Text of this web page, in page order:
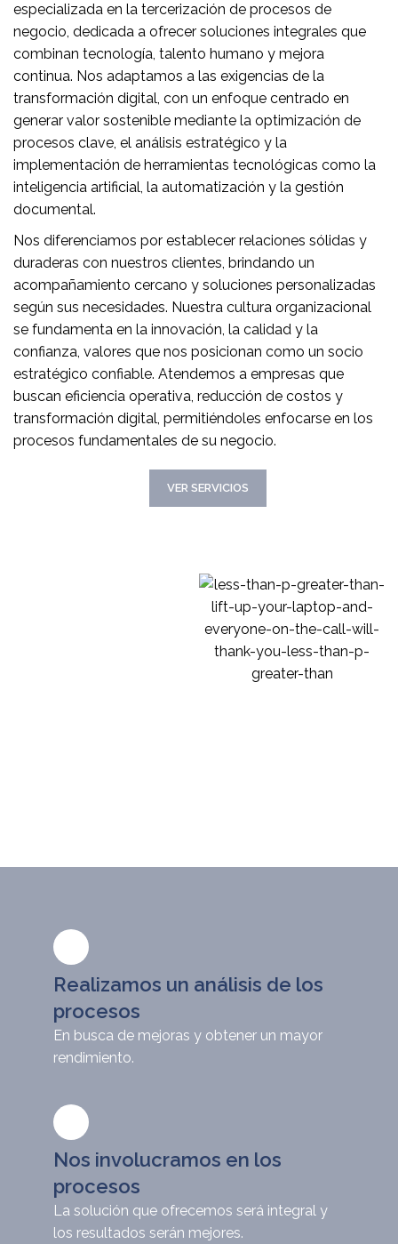
especializada en la tercerización de procesos de
negocio, dedicada a ofrecer soluciones integrales que
combinan tecnología, talento humano y mejora
continua. Nos adaptamos a las exigencias de la
transformación digital, con un enfoque centrado en
generar valor sostenible mediante la optimización de
procesos clave, el análisis estratégico y la
implementación de herramientas tecnológicas como la
inteligencia artificial, la automatización y la gestión
documental.
Nos diferenciamos por establecer relaciones sólidas y
duraderas con nuestros clientes, brindando un
acompañamiento cercano y soluciones personalizadas
según sus necesidades. Nuestra cultura organizacional
se fundamenta en la innovación, la calidad y la
confianza, valores que nos posicionan como un socio
estratégico confiable. Atendemos a empresas que
buscan eficiencia operativa, reducción de costos y
transformación digital, permitiéndoles enfocarse en los
procesos fundamentales de su negocio.
VER SERVICIOS
Realizamos un análisis de los
procesos
En busca de mejoras y obtener un mayor
rendimiento.
Nos involucramos en los
procesos
La solución que ofrecemos será integral y
los resultados serán mejores.